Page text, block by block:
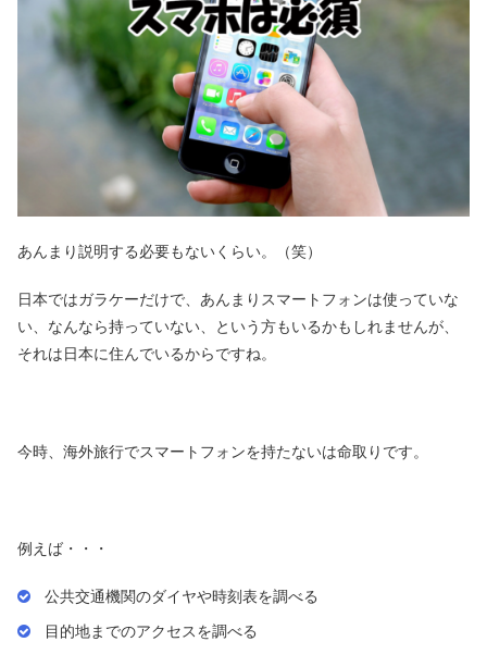
あんまり説明する必要もないくらい。（笑）
日本ではガラケーだけで、あんまりスマートフォンは使っていな
い、なんなら持っていない、という方もいるかもしれませんが、
それは日本に住んでいるからですね。
今時、海外旅行でスマートフォンを持たないは命取りです。
例えば・・・
公共交通機関のダイヤや時刻表を調べる
目的地までのアクセスを調べる